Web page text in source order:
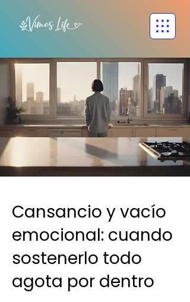
Cansancio y vacío
emocional: cuando
sostenerlo todo
agota por dentro